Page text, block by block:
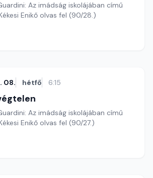
Az imádság iskolájában című
Enikő olvas fel (90/28.)
08. hétfő 6:15
Az imádság iskolájában című
Enikő olvas fel (90/27.)